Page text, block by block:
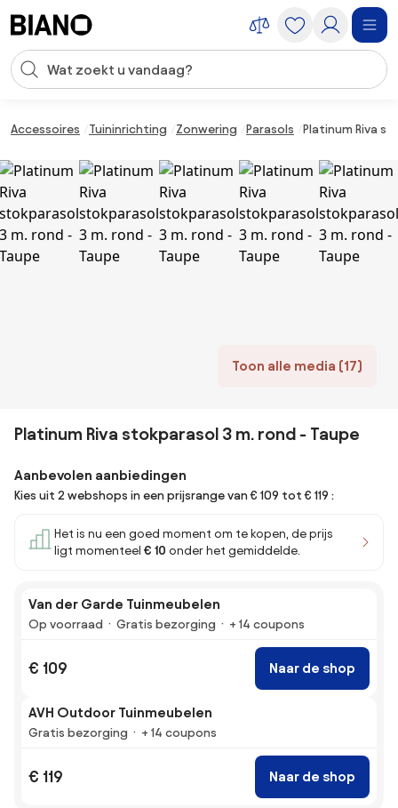
Zoekopdracht invoeren
Accessoires Tuininrichting Zonwering Parasols Platinum Riva
Toon alle media (17)
Platinum Riva stokparasol 3 m. rond - Taupe
Aanbevolen aanbiedingen
Kies uit 2 webshops in een prijsrange van € 109 tot € 119 :
Het is nu een goed moment om te kopen, de prijs
ligt momenteel € 10 onder het gemiddelde.
Van der Garde Tuinmeubelen
Op voorraad Gratis bezorging + 14 coupons
€ 109 Naar de shop
AVH Outdoor Tuinmeubelen
Gratis bezorging + 14 coupons
€ 119 Naar de shop